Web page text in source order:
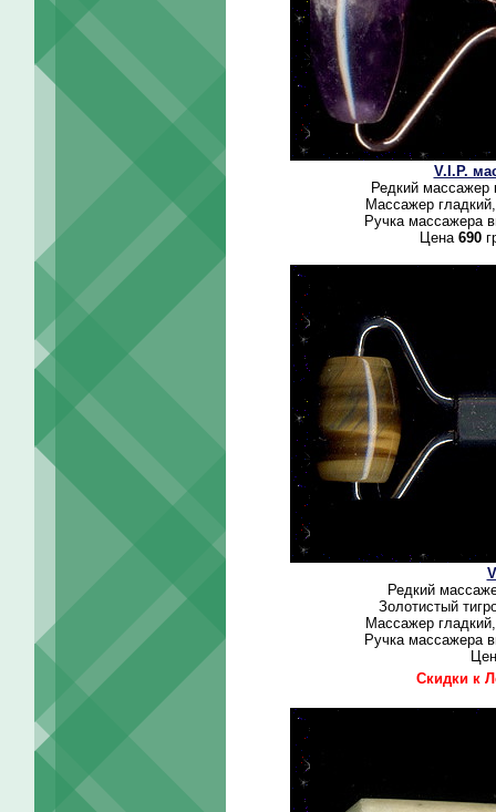
V.I.P.
Редкий массажер
Массажер
Ручка массажера
Цена 690
Редкий
Золотистый
Массажер
Ручка массажера
Скидки к